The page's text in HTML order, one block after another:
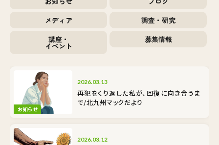
メディア
調査・研究
講座・
イベント
募集情報
お知らせ
2026.03.13
再犯をくり返した私が、回復に向き合うま
で/北九州マックだより
2026.03.12